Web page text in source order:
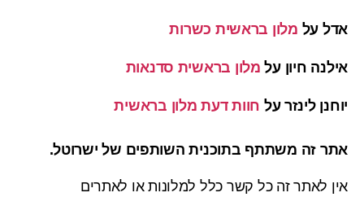
אדל על מלון בראשית כשרות
אילנה חיון על מלון בראשית סדנאות
יוחנן לינזר על חוות דעת מלון בראשית
אתר זה משתתף בתוכנית השותפים של ישרוטל.
אין לאתר זה כל קשר כלל למלונות או לאתרים